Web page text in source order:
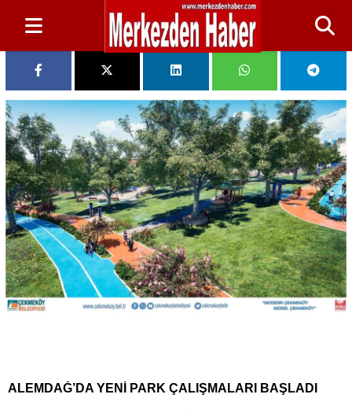
ALEMDAĞ’DA YENİ PARK ÇALIŞMALARI BAŞLADI